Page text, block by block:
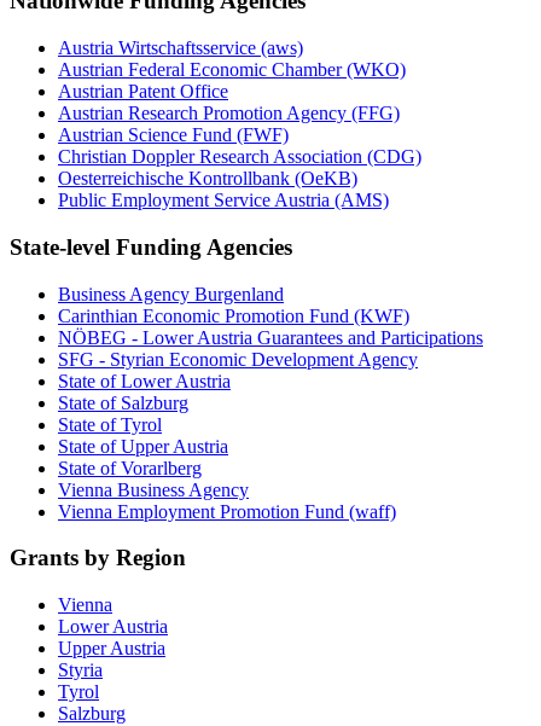
Austria Wirtschaftsservice (aws)
Austrian Federal Economic Chamber (WKO)
Austrian Patent Office
Austrian Research Promotion Agency (FFG)
Austrian Science Fund (FWF)
Christian Doppler Research Association (CDG)
Oesterreichische Kontrollbank (OeKB)
Public Employment Service Austria (AMS)
State-level Funding Agencies
Business Agency Burgenland
Carinthian Economic Promotion Fund (KWF)
NÖBEG - Lower Austria Guarantees and Participations
SFG - Styrian Economic Development Agency
State of Lower Austria
State of Salzburg
State of Tyrol
State of Upper Austria
State of Vorarlberg
Vienna Business Agency
Vienna Employment Promotion Fund (waff)
Grants by Region
Vienna
Lower Austria
Upper Austria
Styria
Tyrol
Salzburg